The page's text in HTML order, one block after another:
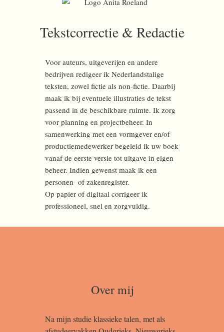
Tekstcorrectie & Redactie
Voor auteurs, uitgeverijen en andere
bedrijven redigeer ik Nederlandstalige
teksten, zowel fictie als non-fictie. Daarbij
maak ik bij eventuele illustraties de tekst
passend in de beschikbare ruimte. Ik zorg
voor planning en projectbeheer. In
samenwerking met een vormgever en/of
productiemedewerker begeleid ik uw boek
vanaf de eerste versie tot uitgave in eigen
beheer. Indien gewenst maak ik een
personen- of zakenregister.
Op papier of digitaal corrigeer ik
professioneel, snel en zorgvuldig.
Over mij
Na mijn studie klassieke talen, met als